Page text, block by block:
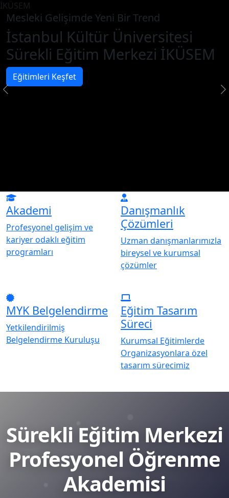
Mesleki Gelişimde Yeni Bir Trend
İstanbul Kültür Üniversitesi
Sürekli Eğitim Merkezi İKÜSEM
Eğitimleri Keşfet
Akademi
Profesyonel gelişim ve
kariyer odaklı eğitim
programları
Danışmanlık
Çözümleri
Uzman danışmanlarımızla
bireysel ve kurumsal
çözümler
MYK Belgelendirme
Yetkilendirilmiş
Belgelendirme Kuruluşu
Eğitim Tasarım
Süreci
Kurumsal Eğitimlerde
Organizasyonlara özel
tasarım sürecimiz
Sürekli Eğitim Merkezi
Profesyonel Öğrenme
Akademisi